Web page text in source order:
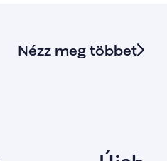
Nézz meg többet